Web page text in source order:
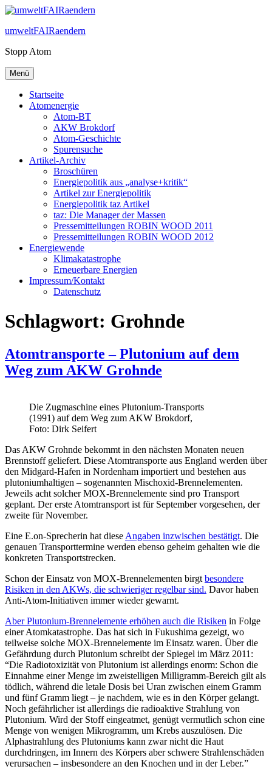
Zum
springen
umweltFAIRaendern
Stopp Atom
Menü
Startseite
Atomenergie
Atom-BT
AKW Brokdorf
Atom-Geschichte
Spurensuche
Artikel-Archiv
Broschüren
Energiepolitik aus „analyse+kritik“
Artikel zur Energiepolitik
Energiepolitik taz Artikel
taz: Die Manager der Massen
Pressemitteilungen ROBIN WOOD 2011
Pressemitteilungen ROBIN WOOD 2012
Energiewende
Klimakatastrophe
Erneuerbare Energien
Impressum/Kontakt
Datenschutz
Schlagwort: Grohnde
Atomtransporte – Plutonium auf dem
Weg zum AKW Grohnde
Die Zugmaschine eines Plutonium-Transports
(1991) auf dem Weg zum AKW Brokdorf,
Foto: Dirk Seifert
Das AKW Grohnde bekommt in den nächsten Monaten neuen
Brennstoff geliefert. Diese Atomtransporte aus England werden über
den Midgard-Hafen in Nordenham importiert und bestehen aus
plutoniumhaltigen – sogenannten Mischoxid-Brennelementen.
Jeweils acht solcher MOX-Brennelemente sind pro Transport
geplant. Der erste Atomtransport ist für September vorgesehen, der
zweite für November.
Eine E.on-Sprecherin hat diese Angaben inzwischen bestätigt. Die
genauen Transporttermine werden ebenso geheim gehalten wie die
konkreten Transportstrecken.
Schon der Einsatz von MOX-Brennelementen birgt besondere
Risiken in den AKWs, die schwieriger regelbar sind. Davor haben
Anti-Atom-Initiativen immer wieder gewarnt.
Aber Plutonium-Brennelemente erhöhen auch die Risiken in Folge
einer Atomkatastrophe. Das hat sich in Fukushima gezeigt, wo
teilweise solche MOX-Brennelemente im Einsatz waren. Über die
Gefährdung durch Plutonium schreibt der Spiegel im März 2011:
“Die Radiotoxizität von Plutonium ist allerdings enorm: Schon die
Einnahme einer Menge im zweistelligen Milligramm-Bereich gilt als
tödlich, während die letale Dosis bei Uran zwischen einem Gramm
und fünf Gramm liegt – je nachdem, wie es in den Körper gelangt.
Noch gefährlicher ist allerdings die radioaktive Strahlung von
Plutonium. Wird der Stoff eingeatmet, genügt vermutlich schon eine
Menge von wenigen Mikrogramm, um Krebs auszulösen. Die
Alphastrahlung des Plutoniums kann zwar nicht die Haut
durchdringen, im Innern des Körpers aber schwere Strahlenschäden
verursachen – insbesondere an den Knochen und in der Leber.”